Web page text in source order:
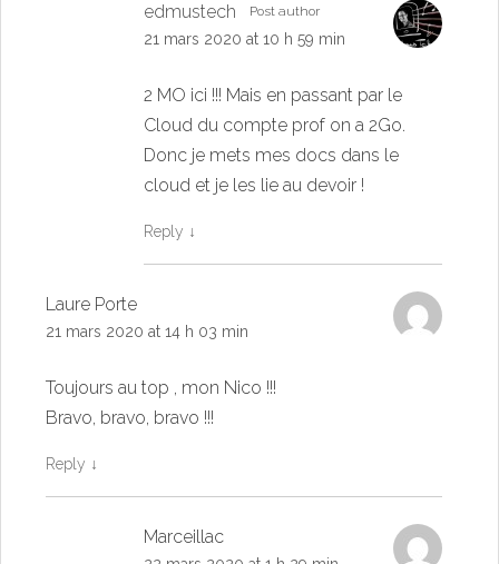
edmustech Post author
21 mars 2020 at 10 h 59 min
2 MO ici !!! Mais en passant par le
Cloud du compte prof on a 2Go.
Donc je mets mes docs dans le
cloud et je les lie au devoir !
Reply ↓
Laure Porte
21 mars 2020 at 14 h 03 min
Toujours au top , mon Nico !!!
Bravo, bravo, bravo !!!
Reply ↓
Marceillac